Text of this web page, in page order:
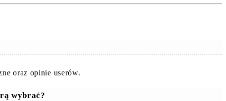
oraz opinie userów.
wybrać?